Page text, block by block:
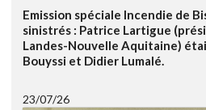
Emission spéciale Incendie de
sinistrés : Patrice Lartigue
Landes-Nouvelle Aquitaine)
Bouyssi et Didier Lumalé.
23/07/26